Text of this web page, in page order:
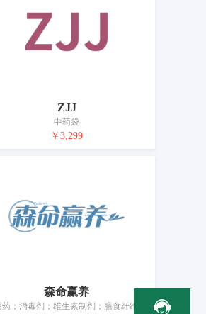
ZJJ
中药袋
￥3,299
森命赢养